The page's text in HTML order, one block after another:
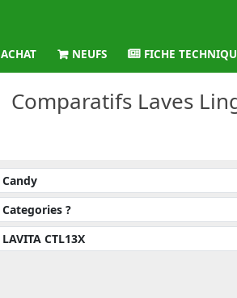
ACHAT NEUFS FICHE
Comparatifs Laves